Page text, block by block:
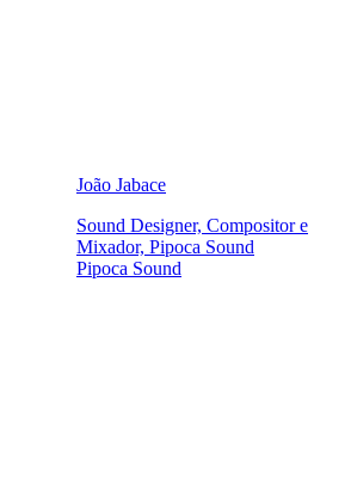
João Jabace
Sound Designer, Compositor e
Mixador, Pipoca Sound
Pipoca Sound